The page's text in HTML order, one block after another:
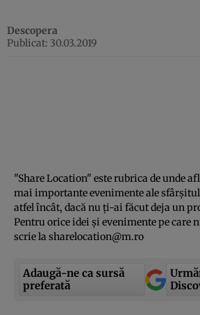
Descopera
Publicat: 30.03.2019
"Share Location" este rubrica de unde
mai importante evenimente ale
atfel încât, dacă nu ţi-ai făcut deja un
Pentru orice idei şi evenimente pe care
scrie la sharelocation@m.ro
Adaugă-ne ca sursă
preferată